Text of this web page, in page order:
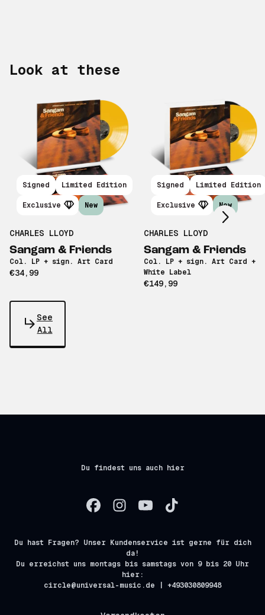
Look at these
Signed Limited Edition
Exclusive New
CHARLES LLOYD
Sangam & Friends
Col. LP + sign. Art Card
€34,99
Signed Limited Edition
Exclusive New
CHARLES LLOYD
Sangam & Friends
Col. LP + sign. Art Card +
White Label
€149,99
Scroll right
See
All
Du findest uns auch hier
Du hast Fragen? Unser Kundenservice ist gerne für dich
da!
Du erreichst uns montags bis samstags von 9 bis 20 Uhr
hier:
circle@universal-music.de | +493030809948